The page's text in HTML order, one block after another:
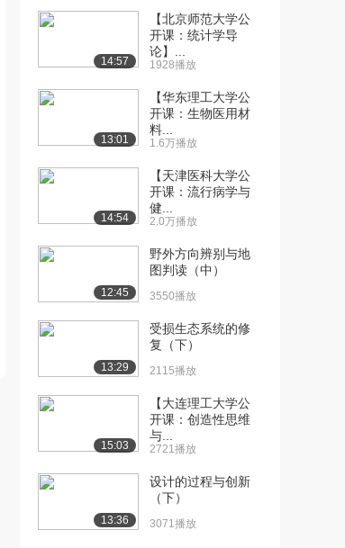
（下）
[13] 发散性思维（上）
[14] 发散性思维（中） 14:52
[15] 发散性思维（下） 14:48
[16] 逆向性思维（上）
[17] 逆向性思维（中）
[18] 逆向性思维（下） 14:51
[19] 组合创造原理及其技
法（上）
[20] 组合创造原理及其技
法（中）
1859播放
[21] 组合创造原理及其技
14:57
【北京师范大学公
开课：统计学导
论】...
1928播放
13:01
【华东理工大学公
开课：生物医用材
料...
1.6万播放
14:54
【天津医科大学公
开课：流行病学与
健...
2.0万播放
12:45
野外方向辨别与地
图判读（中）
3550播放
13:29
受损生态系统的修
复（下）
2115播放
15:03
【大连理工大学公
开课：创造性思维
与...
2721播放
13:36
设计的过程与创新
（下）
3071播放